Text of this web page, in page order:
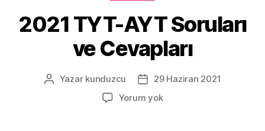
2021 TYT-AYT Soruları
ve Cevapları
Yazının
Yazar kunduzcu
Yazı
tarihi
29 Haziran 2021
Yorum yok2021